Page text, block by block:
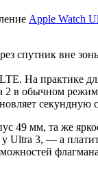
Apple Watch
спутник вне
На практике
2 в обычном
секундную
49 мм, та же
3, — а